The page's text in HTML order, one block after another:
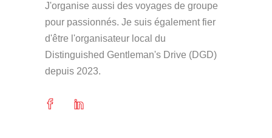
J'organise aussi des voyages de groupe
pour passionnés. Je suis également fier
d'être l'organisateur local du
Distinguished Gentleman's Drive (DGD)
depuis 2023.